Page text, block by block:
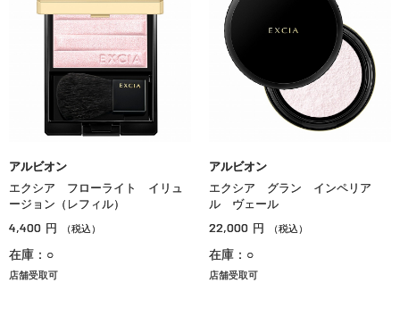
アルビオン
エクシア フローライト イリュ
ージョン（レフィル）
4,400 円 （税込）
在庫：○
店舗受取可
アルビオン
エクシア グラン インペリア
ル ヴェール
22,000 円 （税込）
在庫：○
店舗受取可